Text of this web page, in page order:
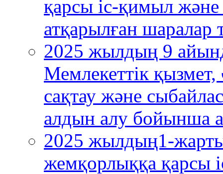
қарсы іс-қимыл
атқарылған шаралар
2025 жылдың 9
Мемлекеттік қызмет,
сақтау және
алдын алу бойынша
2025 жылдың1-
жемқорлыққа қарсы